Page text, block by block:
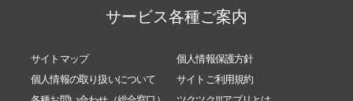
サービス各種ご案内
サイトマップ
個人情報保護方針
個人情報の取り扱いについて
サイトご利用規約